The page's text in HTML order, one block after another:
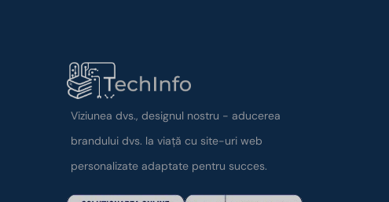
Viziunea dvs., designul nostru - aducerea
brandului dvs. la viață cu site-uri web
personalizate adaptate pentru succes.